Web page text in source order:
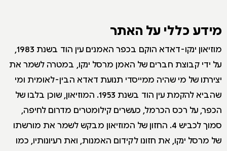
מידע כללי על האתר
על ידי קבוצת חברים של האמן מרסל ינקו, במטרה לשמר את
יצירתו של מי שהיה ממייסדי תנועת דאדא הבין-לאומית ומי
שהביא להקמת עין הוד בשנת 1953. המוזיאון, שוכן בלבו של
הכפר, על רכס הכרמל, כעשרים קילומטרים מדרום לחיפה,
סמוך לכביש 4. החזון של המוזיאון מבקש לשמר את מורשתו
של מרסל ינקו, את חזונו לקידום האמנות, ואת רעיונותיו, כמו